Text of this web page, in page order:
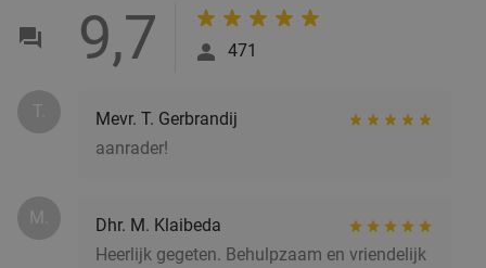
9,7 471
T.
Mevr. T. Gerbrandij
aanrader!
M.
Dhr. M. Klaibeda
Heerlijk gegeten. Behulpzaam en vriendelijk